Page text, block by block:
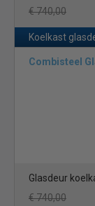
€ 740,00
Koelkast
Combisteel
Glasdeur
€ 740,00